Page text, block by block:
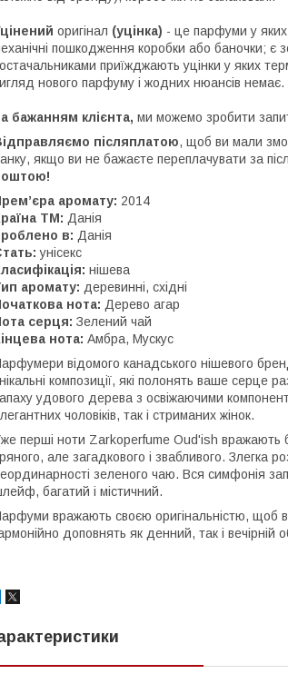
оригінал (уцінка) - це парфуми у
пошкодження коробки або баночки; є
приїжджають уцінки у яких
нового парфуму і жодних нюансів
бажанням клієнта, ми можемо зробити
післяплатою, щоб ви мали
якщо ви не бажаєте переплачувати за
аромату: 2014
ТМ: Данія
в: Данія
унісекс
нішева
аромату: деревинні, східні
нота: Дерево агар
серця: Зелений чай
нота: Амбра, Мускус
відомого канадського нішевого
композиції, які полонять ваше
удового дерева з освіжаючими
чоловіків, так і стриманих жінок.
перші ноти Zarkoperfume Oud'ish вражають
але загадкового і звабливого. Злегка
зеленого чаю. Вся симфонія
багатий і містичний.
вражають своєю оригінальністю, щоб
доповнять як денний, так і